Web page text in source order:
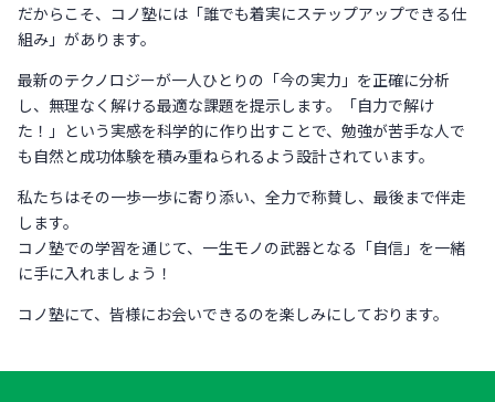
だからこそ、コノ塾には「誰でも着実にステップアップできる仕
組み」があります。
最新のテクノロジーが一人ひとりの「今の実力」を正確に分析
し、無理なく解ける最適な課題を提示します。「自力で解け
た！」という実感を科学的に作り出すことで、勉強が苦手な人で
も自然と成功体験を積み重ねられるよう設計されています。
私たちはその一歩一歩に寄り添い、全力で称賛し、最後まで伴走
します。
コノ塾での学習を通じて、一生モノの武器となる「自信」を一緒
に手に入れましょう！
コノ塾にて、皆様にお会いできるのを楽しみにしております。